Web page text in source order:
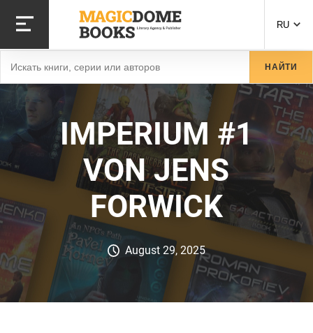
основному
содержанию
RU
НАЙТИ
IMPERIUM #1
VON JENS
FORWICK
August 29, 2025